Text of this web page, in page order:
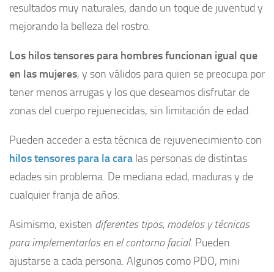
resultados muy naturales, dando un toque de juventud y
mejorando la belleza del rostro.
Los hilos tensores para hombres funcionan igual que
en las mujeres, y son válidos para quien se preocupa por
tener menos arrugas y los que deseamos disfrutar de
zonas del cuerpo rejuenecidas, sin limitación de edad.
Pueden acceder a esta técnica de rejuvenecimiento con
hilos tensores para la cara las personas de distintas
edades sin problema. De mediana edad, maduras y de
cualquier franja de años.
Asimismo, existen diferentes tipos, modelos y técnicas
para implementarlos en el contorno facial. Pueden
ajustarse a cada persona. Algunos como PDO, mini